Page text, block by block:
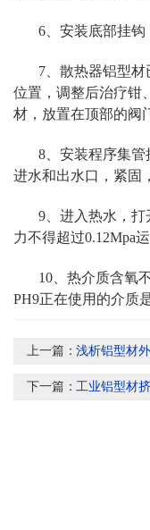
6、安装底部挂钩
7、散热器铝型材
位置，调整后治疗钳
材 ，放置在顶部的阀
8、安装程序集管
进水和出水口，紧固
9、进入热水，
力不得超过0.12Mpa
10、热介质含氧
PH9正在使用的介质
上一篇：浅析铝型材
下一篇： 工业铝型材